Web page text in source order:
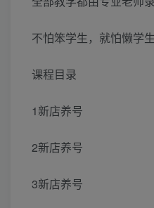
不怕笨学生，就怕懒学
课程目录
1新店养号
2新店养号
3新店养号